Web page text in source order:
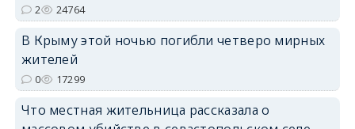
2 24764
В Крыму этой ночью погибли четверо мирных
жителей
0 17299
Что местная жительница рассказала о